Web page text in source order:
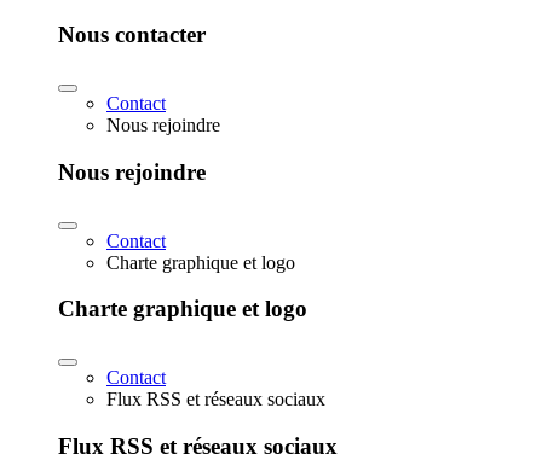
Nous contacter
Contact
Nous rejoindre
Nous rejoindre
Contact
Charte graphique et logo
Charte graphique et logo
Contact
Flux RSS et réseaux sociaux
Flux RSS et réseaux sociaux